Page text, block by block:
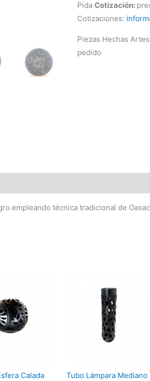
Pida Cotización:
Cotizaciones:
Piezas Hechas
pedido
empleando técnica tradicional de
Calada
Tubo Lámpara Mediano